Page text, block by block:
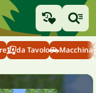
da Tavolo Macchina